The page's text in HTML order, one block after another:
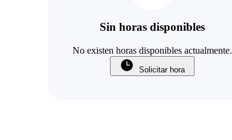
Sin horas disponibles
No existen horas disponibles actualmente.
Solicitar hora